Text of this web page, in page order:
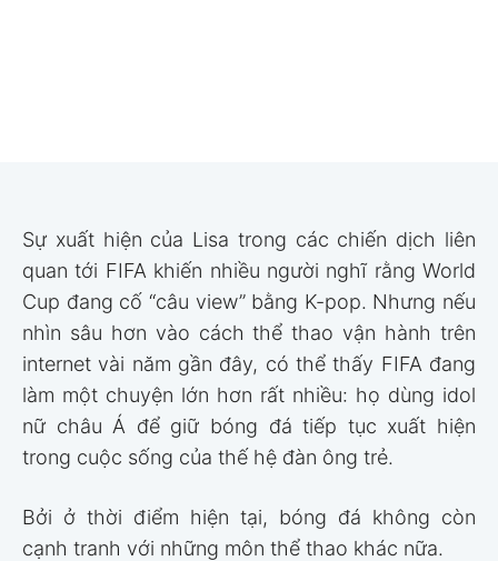
Sự xuất hiện của Lisa trong các chiến dịch liên
quan tới FIFA khiến nhiều người nghĩ rằng World
Cup đang cố “câu view” bằng K-pop. Nhưng nếu
nhìn sâu hơn vào cách thể thao vận hành trên
internet vài năm gần đây, có thể thấy FIFA đang
làm một chuyện lớn hơn rất nhiều: họ dùng idol
nữ châu Á để giữ bóng đá tiếp tục xuất hiện
trong cuộc sống của thế hệ đàn ông trẻ.
Bởi ở thời điểm hiện tại, bóng đá không còn
cạnh tranh với những môn thể thao khác nữa.